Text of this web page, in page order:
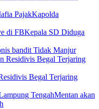
Kapolda
Kepala SD Diduga
bandit Tidak Manjur
Begal Terjaring
Mentan akan